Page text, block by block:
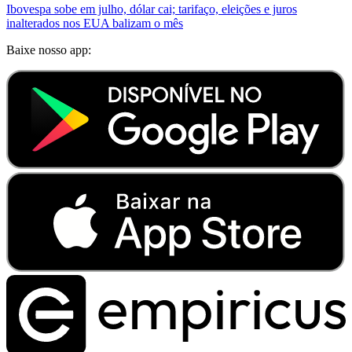
Ibovespa sobe em julho, dólar cai; tarifaço, eleições e juros
inalterados nos EUA balizam o mês
Baixe nosso app: